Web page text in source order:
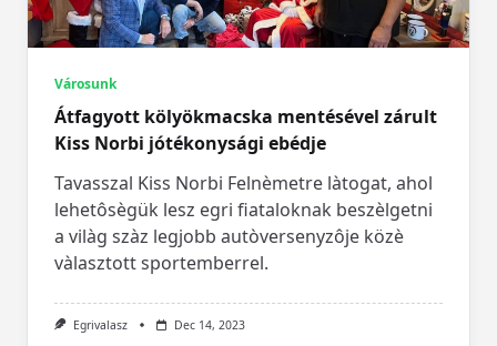
Városunk
Átfagyott kölyökmacska mentésével zárult
Kiss Norbi jótékonysági ebédje
Tavasszal Kiss Norbi Felnèmetre làtogat, ahol
lehetôsègük lesz egri fiataloknak beszèlgetni
a vilàg szàz legjobb autòversenyzôje közè
vàlasztott sportemberrel.
Egrivalasz Dec 14, 2023